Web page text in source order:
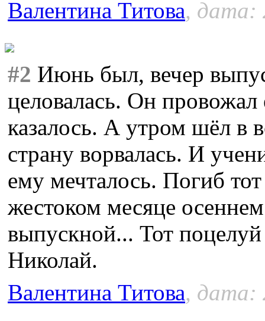
Валентина Титова, дата:
#2 Июнь был, вечер
целовалась. Он
казалось. А утром шёл в
страну ворвалась. И
ему мечталось. Погиб
жестоком месяце
выпускной... Тот
Николай.
Валентина Титова, дата: